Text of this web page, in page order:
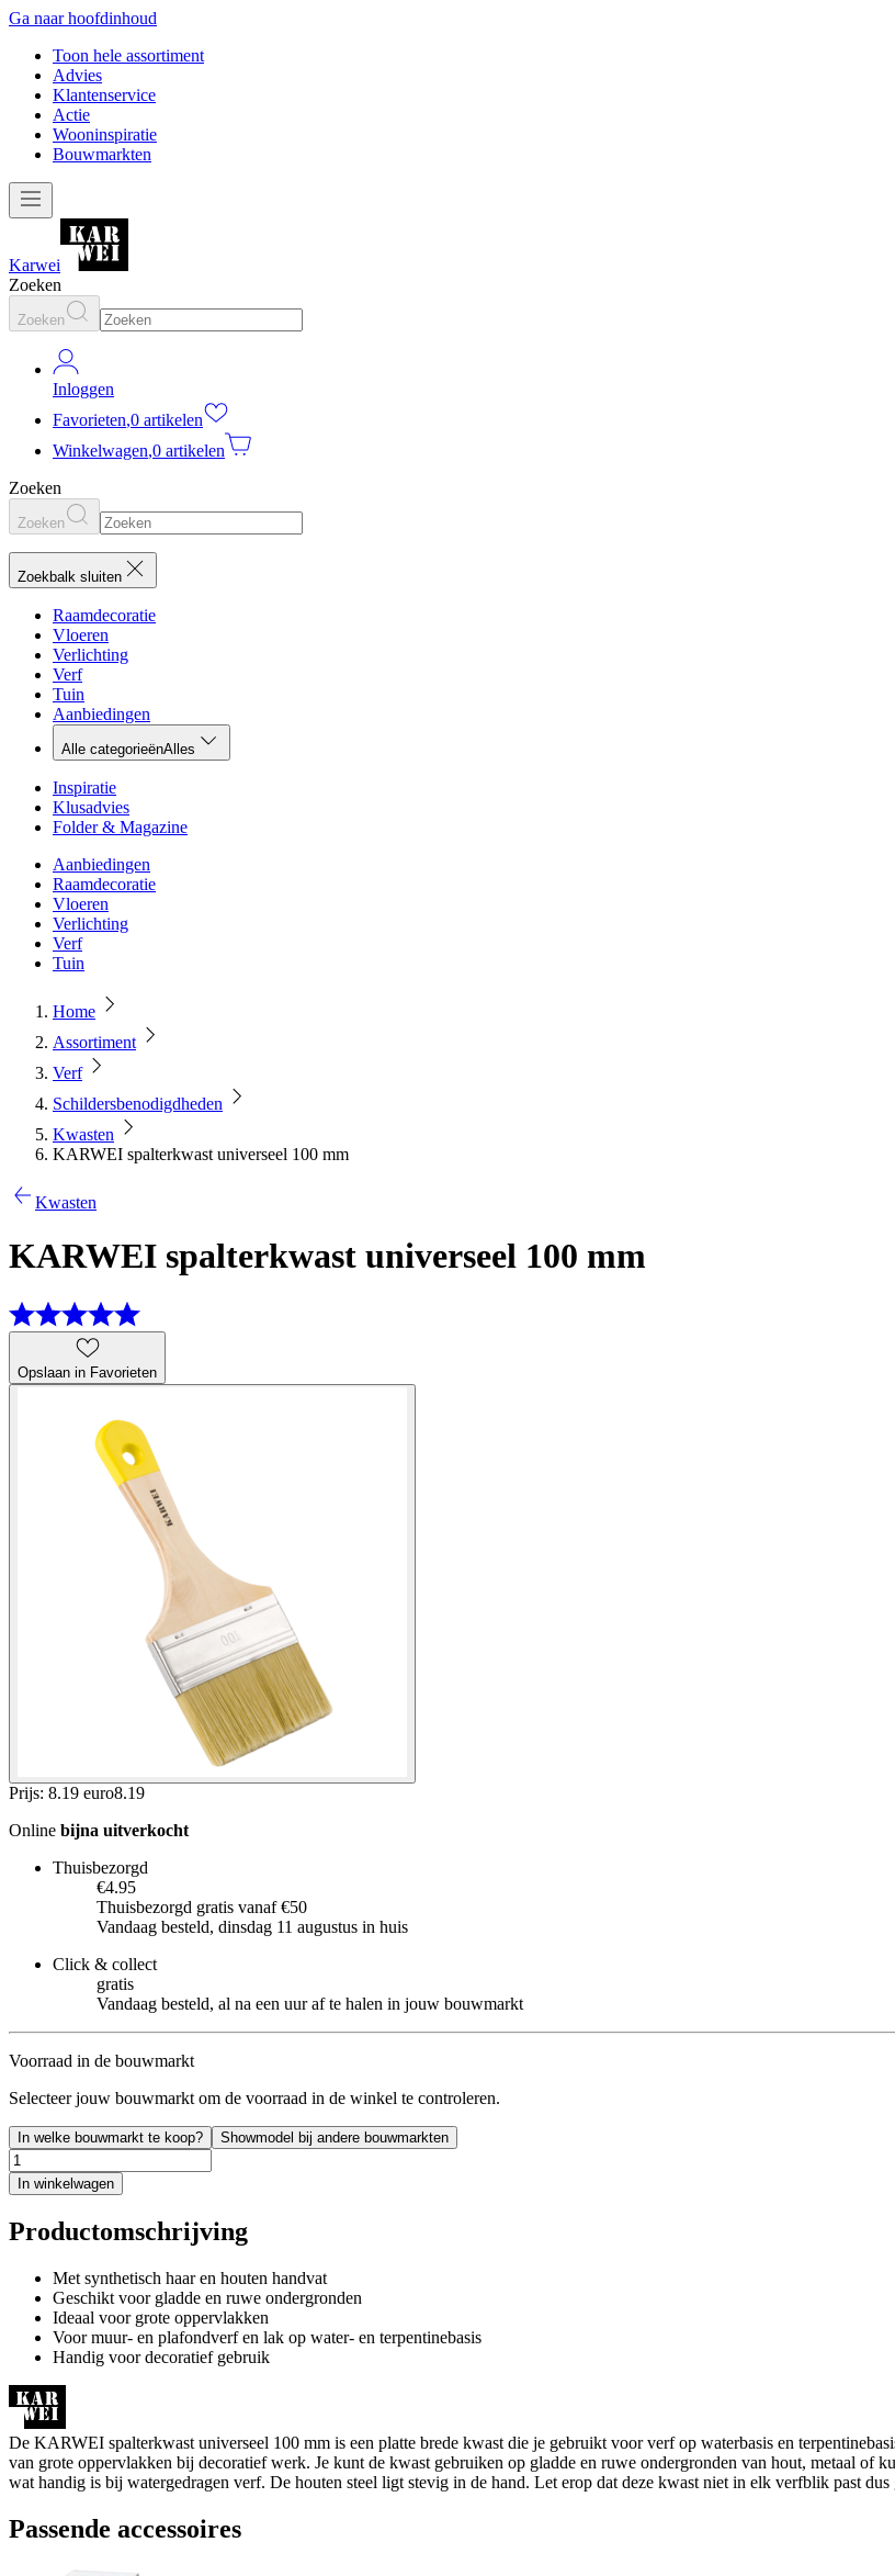
Ga naar hoofdinhoud
Toon hele assortiment
Advies
Klantenservice
Actie
Wooninspiratie
Bouwmarkten
Karwei
Zoeken
Zoeken
Inloggen
Favorieten,0 artikelen
Winkelwagen,0 artikelen
Zoeken
Zoeken
Zoekbalk sluiten
Raamdecoratie
Vloeren
Verlichting
Verf
Tuin
Aanbiedingen
Alle categorieënAlles
Inspiratie
Klusadvies
Folder & Magazine
Aanbiedingen
Raamdecoratie
Vloeren
Verlichting
Verf
Tuin
Home
Assortiment
Verf
Schildersbenodigdheden
Kwasten
KARWEI spalterkwast universeel 100 mm
Kwasten
KARWEI spalterkwast universeel 100 mm
Opslaan in Favorieten
Prijs: 8.19 euro8.19
Online bijna uitverkocht
Thuisbezorgd
€4.95
Thuisbezorgd gratis vanaf €50
Vandaag besteld, dinsdag 11 augustus in huis
Click & collect
gratis
Vandaag besteld, al na een uur af te halen in jouw bouwmarkt
Voorraad in de bouwmarkt
Selecteer jouw bouwmarkt om de voorraad in de winkel te controleren.
In welke bouwmarkt te koop? Showmodel bij andere bouwmarkten
In winkelwagen
Productomschrijving
Met synthetisch haar en houten handvat
Geschikt voor gladde en ruwe ondergronden
Ideaal voor grote oppervlakken
Voor muur- en plafondverf en lak op water- en terpentinebasis
Handig voor decoratief gebruik
De KARWEI spalterkwast universeel 100 mm is een platte brede kwast die je gebruikt voor verf op waterbasis en
van grote oppervlakken bij decoratief werk. Je kunt de kwast gebruiken op gladde en ruwe ondergronden van hout, metaal of
wat handig is bij watergedragen verf. De houten steel ligt stevig in de hand. Let erop dat deze kwast niet in elk verfblik past
Passende accessoires